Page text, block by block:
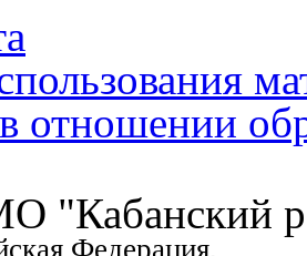
отношении
"Кабанский
Федерация,